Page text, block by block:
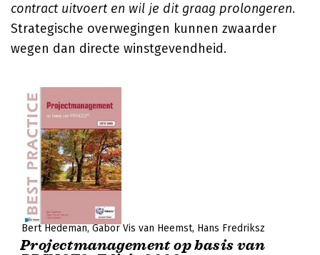
contract uitvoert en wil je dit graag prolongeren.
Strategische overwegingen kunnen zwaarder
wegen dan directe winstgevendheid.
Bert Hedeman Gabor Vis van Heemst Hans Fredriksz
Projectmanagement op basis van